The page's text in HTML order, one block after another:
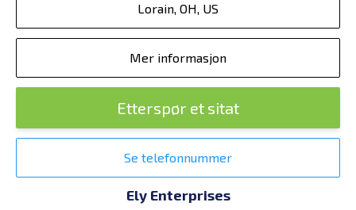
Lorain, OH, US
Mer informasjon
Etterspør et sitat
Se telefonnummer
Ely Enterprises